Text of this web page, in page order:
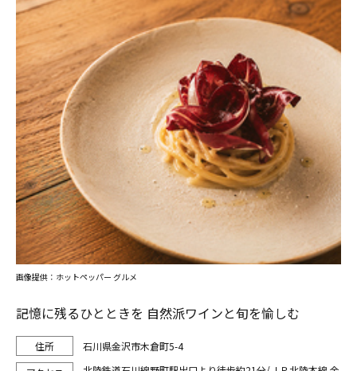
記憶に残るひとときを 自然派ワインと旬を愉しむ
石川県金沢市木倉町5-4
画像提供：ホットペッパー グルメ